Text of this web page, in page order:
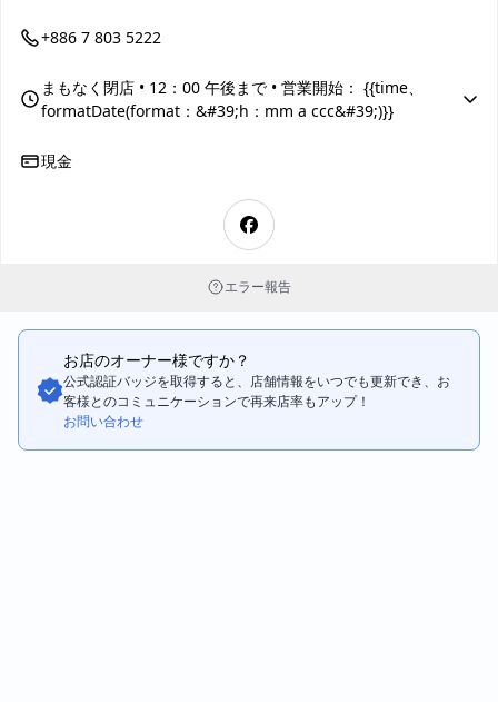
飲み物は小さな紅茶を10ドルで頼みましたが、
味は普通のビュッフェのお店の紅茶と同じで、特に何も特別なこ
とはありません。
私はよく仕事でお金を持っていかないので～
とにかく、このお店は毎日でも通いたいです！
+886 7 803 5222
まもなく閉店 • 12：00 午後まで • 営業開始： {{time、
formatDate(format：&#39;h：mm a ccc&#39;)}}
現金
エラー報告
お店のオーナー様ですか？
公式認証バッジを取得すると、店舗情報をいつでも更新でき、お
客様とのコミュニケーションで再来店率もアップ！
お問い合わせ